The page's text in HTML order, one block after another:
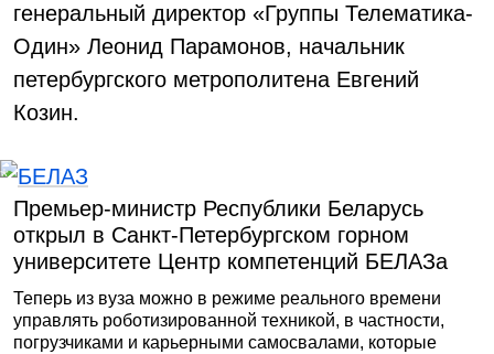
генеральный директор «Группы Телематика-
Один» Леонид Парамонов, начальник
петербургского метрополитена Евгений
Козин.
Премьер-министр Республики Беларусь
открыл в Санкт-Петербургском горном
университете Центр компетенций БЕЛАЗа
Теперь из вуза можно в режиме реального времени
управлять роботизированной техникой, в частности,
погрузчиками и карьерными самосвалами, которые